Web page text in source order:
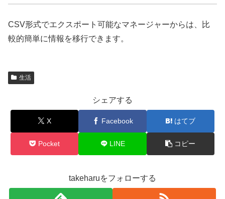
CSV形式でエクスポート可能なマネージャーからは、比
較的簡単に情報を移行できます。
生活
シェアする
X Facebook はてブ
Pocket LINE コピー
takeharuをフォローする